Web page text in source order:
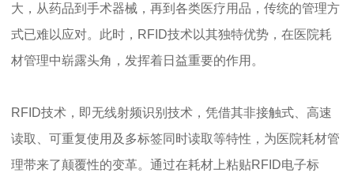
大，从药品到手术器械，再到各类医疗用品，传统的管理方
式已难以应对。此时，RFID技术以其独特优势，在医院耗
材管理中崭露头角，发挥着日益重要的作用。
RFID技术，即无线射频识别技术，凭借其非接触式、高速
读取、可重复使用及多标签同时读取等特性，为医院耗材管
理带来了颠覆性的变革。通过在耗材上粘贴RFID电子标